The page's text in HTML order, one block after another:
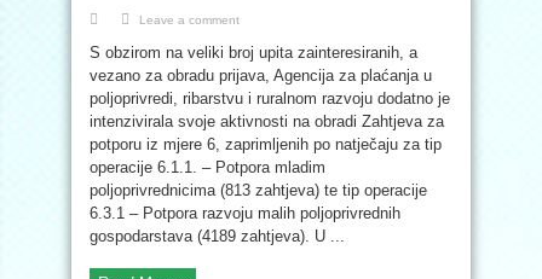
Leave a comment
S obzirom na veliki broj upita zainteresiranih, a
vezano za obradu prijava, Agencija za plaćanja u
poljoprivredi, ribarstvu i ruralnom razvoju dodatno je
intenzivirala svoje aktivnosti na obradi Zahtjeva za
potporu iz mjere 6, zaprimljenih po natječaju za tip
operacije 6.1.1. – Potpora mladim
poljoprivrednicima (813 zahtjeva) te tip operacije
6.3.1 – Potpora razvoju malih poljoprivrednih
gospodarstava (4189 zahtjeva). U ...